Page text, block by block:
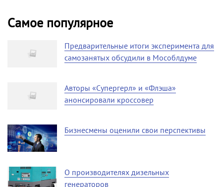
Самое популярное
Предварительные итоги эксперимента для
самозанятых обсудили в Мособлдуме
Авторы «Супергерл» и «Флэша»
анонсировали кроссовер
Бизнесмены оценили свои перспективы
О производителях дизельных
генераторов